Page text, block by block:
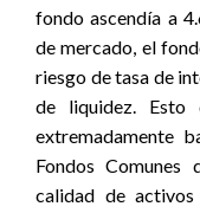
fondo ascendía a
de mercado, el
riesgo de tasa de
de liquidez. Esto
extremadamente
Fondos Comunes
calidad de